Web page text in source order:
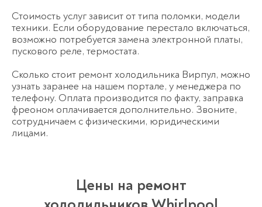
Стоимость услуг зависит от типа поломки, модели
техники. Если оборудование перестало включаться,
возможно потребуется замена электронной платы,
пускового реле, термостата.
Сколько стоит ремонт холодильника Вирпул, можно
узнать заранее на нашем портале, у менеджера по
телефону. Оплата производится по факту, заправка
фреоном оплачивается дополнительно. Звоните,
сотрудничаем с физическими, юридическими
лицами.
Цены на ремонт